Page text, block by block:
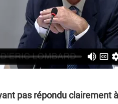
pas répondu clairement